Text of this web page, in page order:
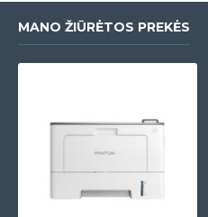
MANO ŽIŪRĖTOS PREKĖS